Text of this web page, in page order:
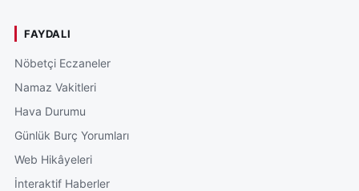
FAYDALI
Nöbetçi Eczaneler
Namaz Vakitleri
Hava Durumu
Günlük Burç Yorumları
Web Hikâyeleri
İnteraktif Haberler